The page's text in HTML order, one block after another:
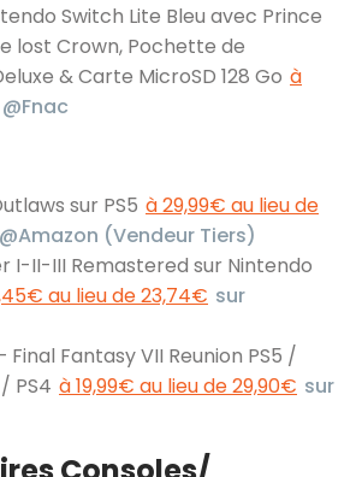
Switch Lite Bleu avec Prince
lost Crown, Pochette de
& Carte MicroSD 128 Go à
sur PS5 à 29,99€ au lieu de
(Vendeur Tiers)
I-II-III Remastered sur Nintendo
au lieu de 23,74€ sur
Final Fantasy VII Reunion PS5 /
PS4 à 19,99€ au lieu de 29,90€ sur